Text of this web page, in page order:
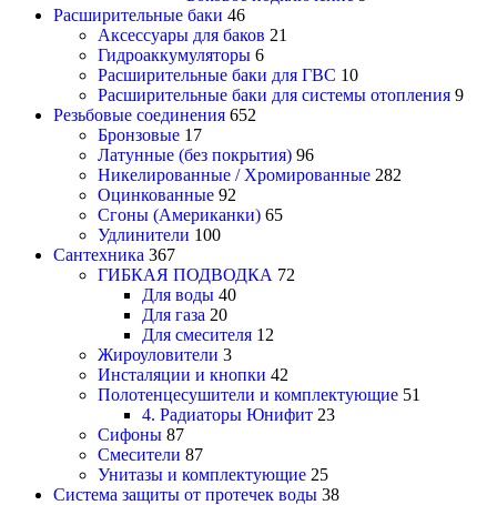
Расширительные баки 46
Аксессуары для баков 21
Гидроаккумуляторы 6
Расширительные баки для ГВС 10
Расширительные баки для системы отопления 9
Резьбовые соединения 652
Бронзовые 17
Латунные (без покрытия) 96
Никелированные / Хромированные 282
Оцинкованные 92
Сгоны (Американки) 65
Удлинители 100
Сантехника 367
ГИБКАЯ ПОДВОДКА 72
Для воды 40
Для газа 20
Для смесителя 12
Жироуловители 3
Инсталяции и кнопки 42
Полотенцесушители и комплектующие 51
4. Радиаторы Юнифит 23
Сифоны 87
Смесители 87
Унитазы и комплектующие 25
Система защиты от протечек воды 38